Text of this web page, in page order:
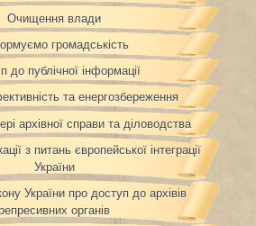
Очищення влади
громадськість
до публічної інформації
та енергозбереження
архівної справи та діловодства
з питань європейської інтеграції
України
України про доступ до архівів
органів